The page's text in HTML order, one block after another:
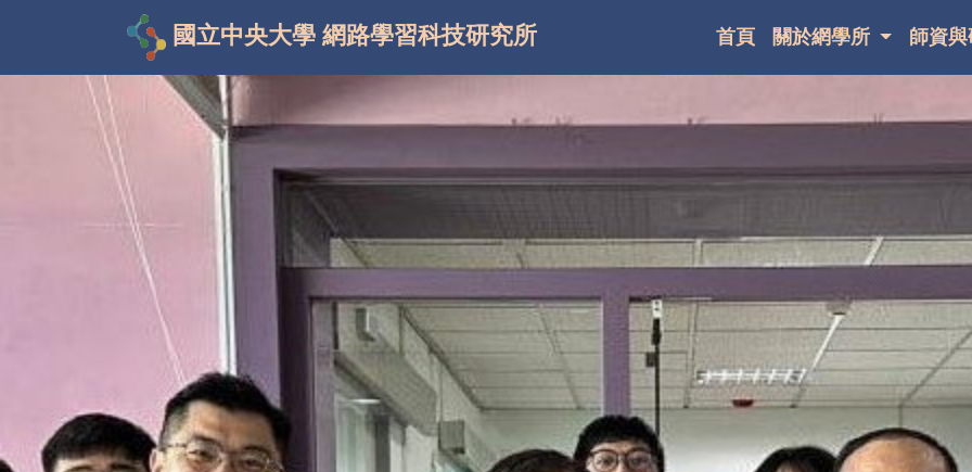
國立中央大學 網路學習科技研究所 首頁 關於網學所 師資